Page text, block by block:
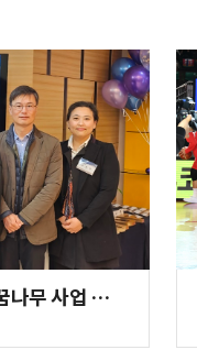
SKT-최경주재단, 11년째 장학꿈나무 사업 이어간다